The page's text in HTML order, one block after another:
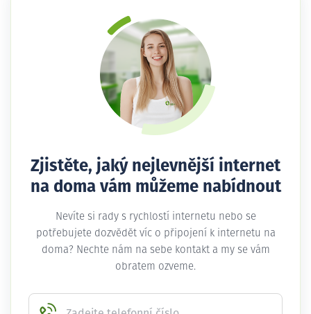
Zjistěte, jaký nejlevnější internet
na doma vám můžeme nabídnout
Nevíte si rady s rychlostí internetu nebo se
potřebujete dozvědět víc o připojení k internetu na
doma? Nechte nám na sebe kontakt a my se vám
obratem ozveme.